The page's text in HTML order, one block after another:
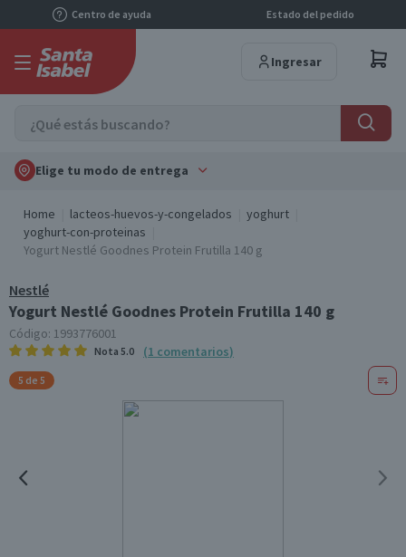
Centro de ayuda Estado del pedido
Ingresar
Elige tu modo de entrega
Home lacteos-huevos-y-congelados
yoghurt
yoghurt-con-proteinas
Yogurt Nestlé Goodnes Protein Frutilla 140 g
Nestlé
Yogurt Nestlé Goodnes Protein Frutilla 140 g
Código: 1993776001
Nota 5.0 (1 comentarios)
5 de 5